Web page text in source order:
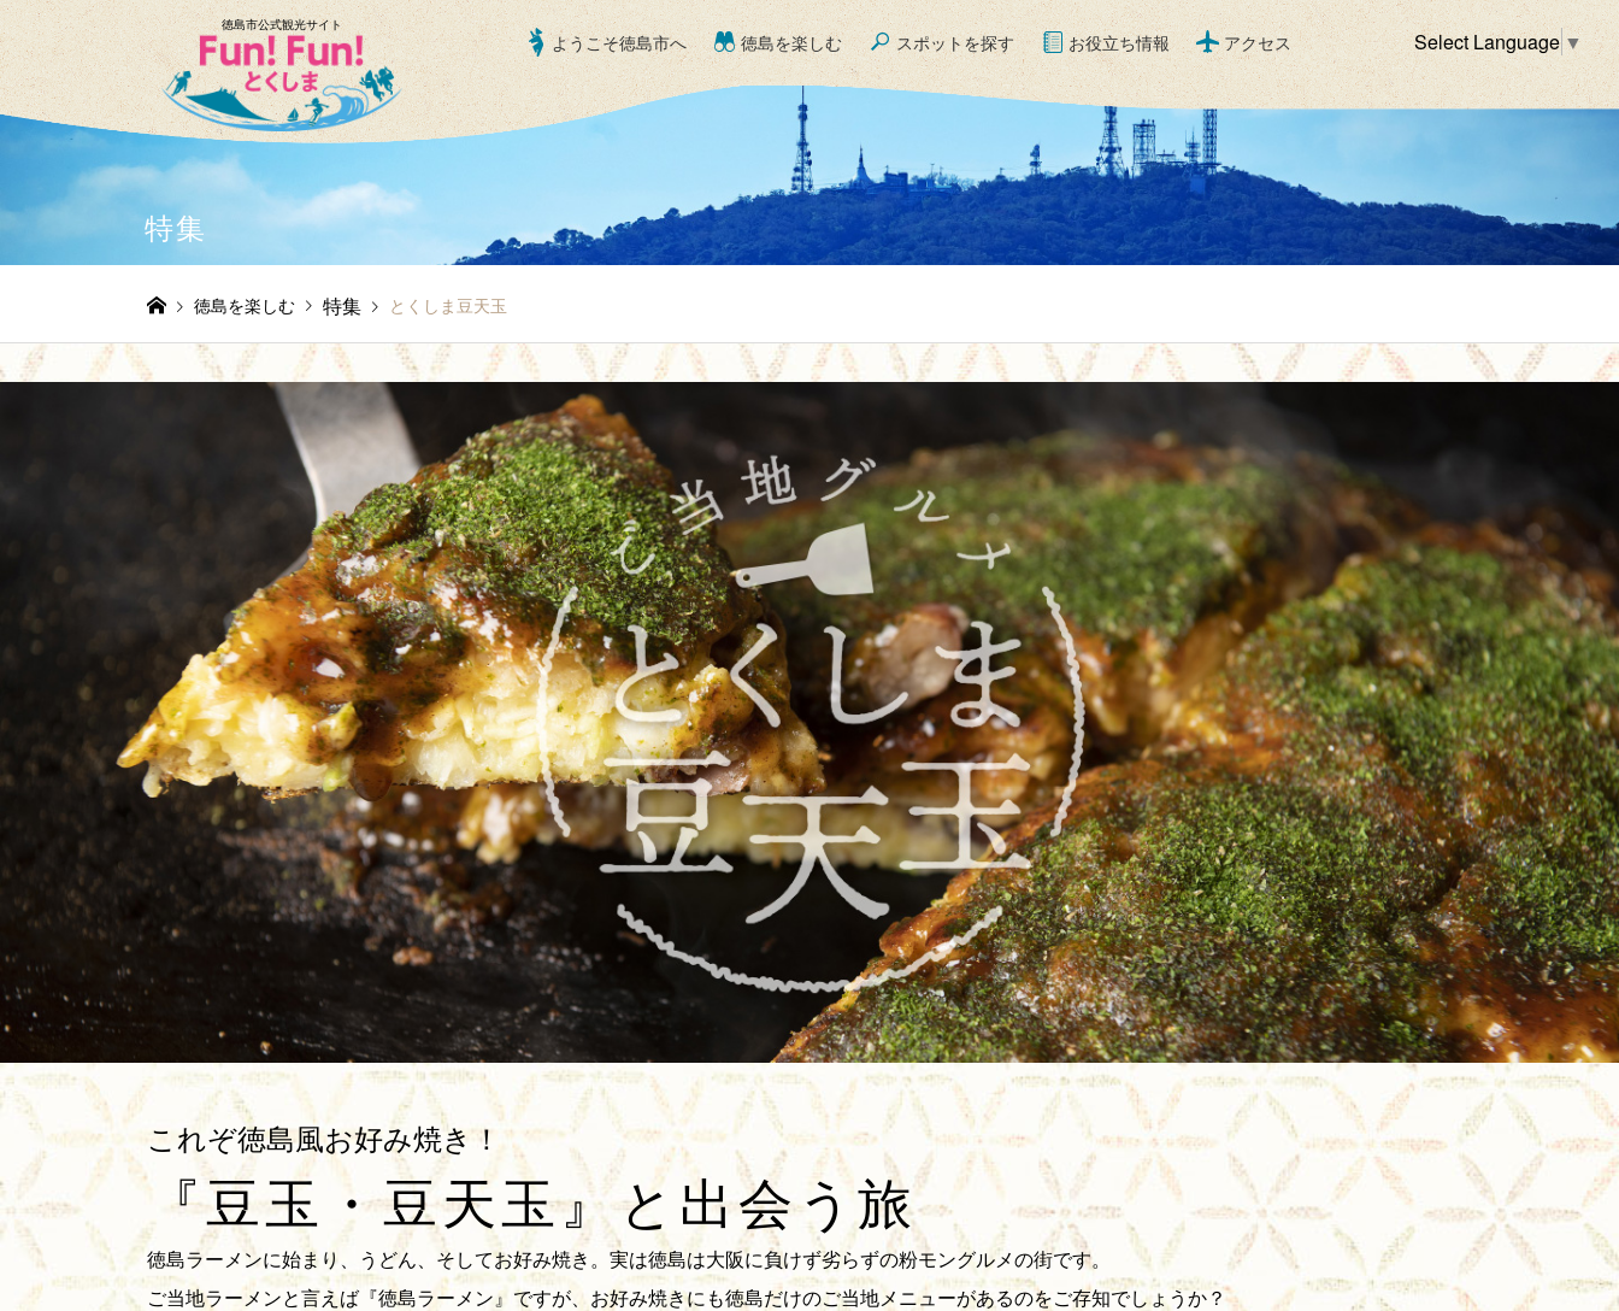
徳島市公式観光サイト
ようこそ徳島市へ 徳島を楽しむ スポットを探す お役立ち情報 アクセス Select Language ▼
特集
徳島を楽しむ 特集 とくしま豆天玉
これぞ徳島風お好み焼き！
『豆玉・豆天玉』と 出会う旅
徳島ラーメンに始まり、うどん、そしてお好み焼き。実は徳島は大阪に負けず劣らずの粉モングルメの街です。
ご当地ラーメンと言えば『徳島ラーメン』ですが、お好み焼きにも徳島だけのご当地メニューがあるのをご存知でしょうか？